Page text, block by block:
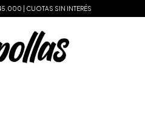
| CUOTAS SIN INTERÉS